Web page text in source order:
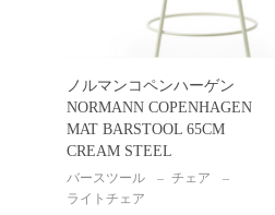
ノルマンコペンハーゲン
NORMANN COPENHAGEN
MAT BARSTOOL 65CM
CREAM STEEL
バースツール
チェア
ライトチェア